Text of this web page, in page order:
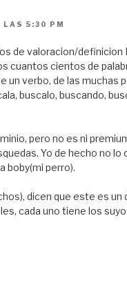
LAS 5:30 PM
de valoracion/definicion
cuantos cientos de
un verbo, de las muchas
buscalo, buscando,
pero no es ni
Yo de hecho no lo
boby(mi perro).
dicen que este es un
cada uno tiene los